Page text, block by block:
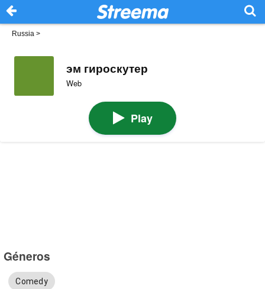
Russia >
эм гироскутер
Web
Play
Géneros
Comedy